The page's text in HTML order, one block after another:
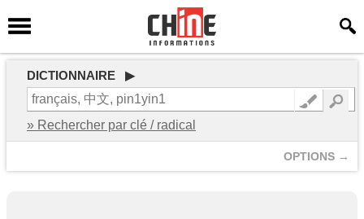
DICTIONNAIRE ▶
» Rechercher par clé / radical
OPTIONS →